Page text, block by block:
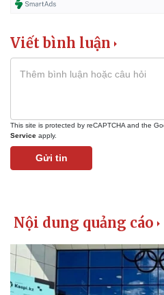
Bất động sản
Khởi nghiệp
Viết bình luận
This site is protected by reCAPTCHA and the
Service apply.
Gửi tin